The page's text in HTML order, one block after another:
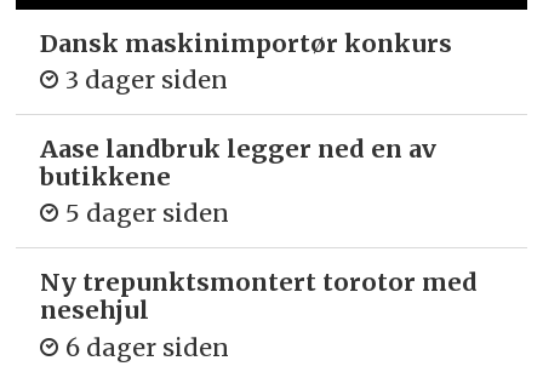
Dansk maskinimportør konkurs
3 dager siden
Aase landbruk legger ned en av
butikkene
5 dager siden
Ny trepunkts­montert torotor med
nesehjul
6 dager siden